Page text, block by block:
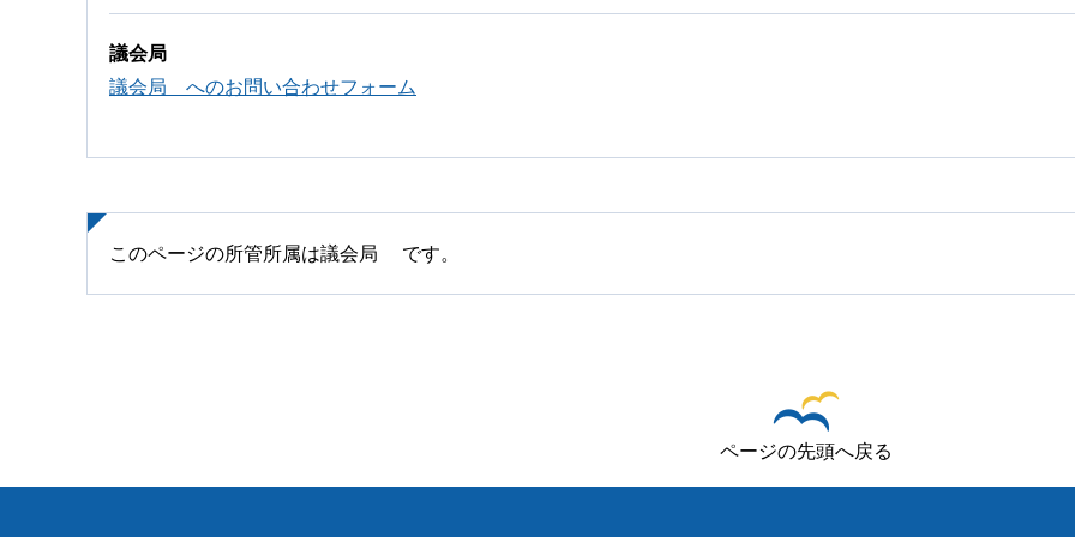
議会局
議会局 へのお問い合わせフォーム
このページの所管所属は議会局 です。
ページの先頭へ戻る